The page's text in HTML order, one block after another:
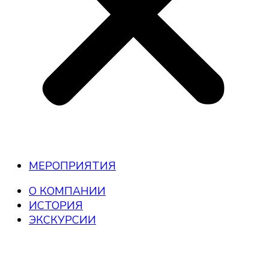
МЕРОПРИЯТИЯ
О КОМПАНИИ
ИСТОРИЯ
ЭКСКУРСИИ